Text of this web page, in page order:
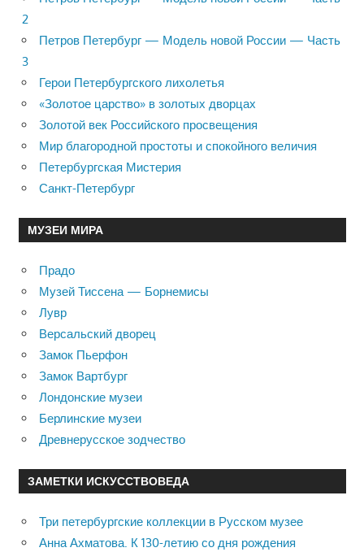
2
Петров Петербург — Модель новой России — Часть
3
Герои Петербургского лихолетья
«Золотое царство» в золотых дворцах
Золотой век Российского просвещения
Мир благородной простоты и спокойного величия
Петербургская Мистерия
Санкт-Петербург
МУЗЕИ МИРА
Прадо
Музей Тиссена — Борнемисы
Лувр
Версальский дворец
Замок Пьерфон
Замок Вартбург
Лондонские музеи
Берлинские музеи
Древнерусское зодчество
ЗАМЕТКИ ИСКУССТВОВЕДА
Три петербургские коллекции в Русском музее
Анна Ахматова. К 130-летию со дня рождения